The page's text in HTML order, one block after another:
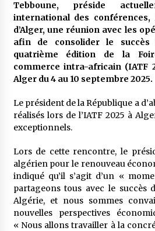
Droit de change : Le
dédiée aux voyages
2 semaines ago
En service à partir
Lancement de la
à l’importation
Affaires religieuses :
2 semaines ago
Droit à l’affiliation
retraite : Coup
sensibilisation au
nationale à l’étranger
3 semaines ago
Lancement d’une
Tebboune, préside
international des
d’Alger, une réunion avec les
afin de consolider le
quatrième édition de la
commerce intra-africain (IATF
Alger du 4 au 10 septembre 2025.
Le président de la République a
réalisés lors de l’IATF 2025 à
exceptionnels.
Lors de cette rencontre, le
algérien pour le renouveau
indiqué qu’il s’agit d’un «
partageons tous avec le succès
Algérie, et nous sommes
nouvelles perspectives
« Nous allons travailler à la